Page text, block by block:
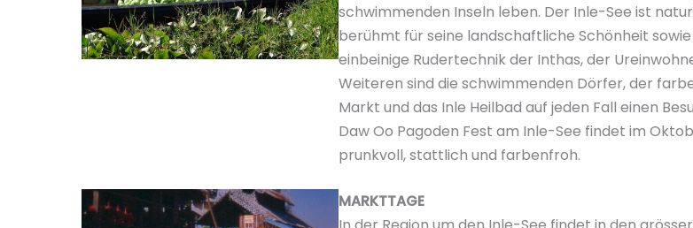
schwimmenden Inseln leben. Der Inle-See ist
berühmt für seine landschaftliche Schönheit
einbeinige Rudertechnik der Inthas, der
Weiteren sind die schwimmenden Dörfer, der
Markt und das Inle Heilbad auf jeden Fall einen
Daw Oo Pagoden Fest am Inle-See findet im
prunkvoll, stattlich und farbenfroh.
MARKTTAGE